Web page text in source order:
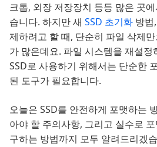
크톱, 외장 저장장치 등등 많은 곳
습니다. 하지만 새 SSD 초기화 방법
제하려고 할 때, 단순히 파일 삭제
가 많은데요. 파일 시스템을 재설
SSD로 사용하기 위해서는 단순한
된 도구가 필요합니다.
오늘은 SSD를 안전하게 포맷하는
아야 할 주의사항, 그리고 실수로
구하는 방법까지 모두 알려드리겠